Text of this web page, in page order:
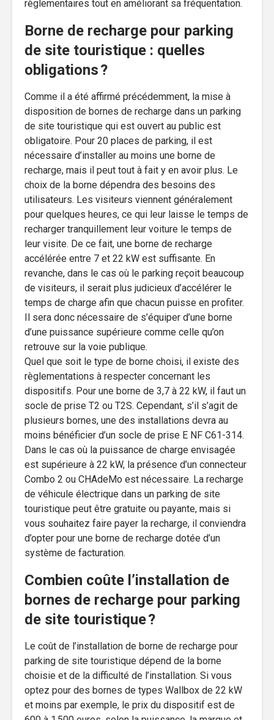
règlementaires tout en améliorant sa fréquentation.
Borne de recharge pour parking
de site touristique : quelles
obligations ?
Comme il a été affirmé précédemment, la mise à
disposition de bornes de recharge dans un parking
de site touristique qui est ouvert au public est
obligatoire. Pour 20 places de parking, il est
nécessaire d’installer au moins une borne de
recharge, mais il peut tout à fait y en avoir plus. Le
choix de la borne dépendra des besoins des
utilisateurs. Les visiteurs viennent généralement
pour quelques heures, ce qui leur laisse le temps de
recharger tranquillement leur voiture le temps de
leur visite. De ce fait, une borne de recharge
accélérée entre 7 et 22 kW est suffisante. En
revanche, dans le cas où le parking reçoit beaucoup
de visiteurs, il serait plus judicieux d’accélérer le
temps de charge afin que chacun puisse en profiter.
Il sera donc nécessaire de s’équiper d’une borne
d’une puissance supérieure comme celle qu’on
retrouve sur la voie publique.
Quel que soit le type de borne choisi, il existe des
règlementations à respecter concernant les
dispositifs. Pour une borne de 3,7 à 22 kW, il faut un
socle de prise T2 ou T2S. Cependant, s’il s’agit de
plusieurs bornes, une des installations devra au
moins bénéficier d’un socle de prise E NF C61-314.
Dans le cas où la puissance de charge envisagée
est supérieure à 22 kW, la présence d’un connecteur
Combo 2 ou CHAdeMo est nécessaire. La recharge
de véhicule électrique dans un parking de site
touristique peut être gratuite ou payante, mais si
vous souhaitez faire payer la recharge, il conviendra
d’opter pour une borne de recharge dotée d’un
système de facturation.
Combien coûte l’installation de
bornes de recharge pour parking
de site touristique ?
Le coût de l’installation de borne de recharge pour
parking de site touristique dépend de la borne
choisie et de la difficulté de l’installation. Si vous
optez pour des bornes de types Wallbox de 22 kW
et moins par exemple, le prix du dispositif est de